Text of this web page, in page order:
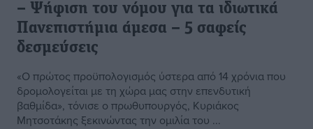
– Ψήφιση του νόμου για τα ιδιωτικά
Πανεπιστήμια άμεσα – 5 σαφείς
δεσμεύσεις
«Ο πρώτος προϋπολογισμός ύστερα από 14 χρόνια που
δρομολογείται με τη χώρα μας στην επενδυτική
βαθμίδα», τόνισε ο πρωθυπουργός, Κυριάκος
Μητσοτάκης ξεκινώντας την ομιλία του ...